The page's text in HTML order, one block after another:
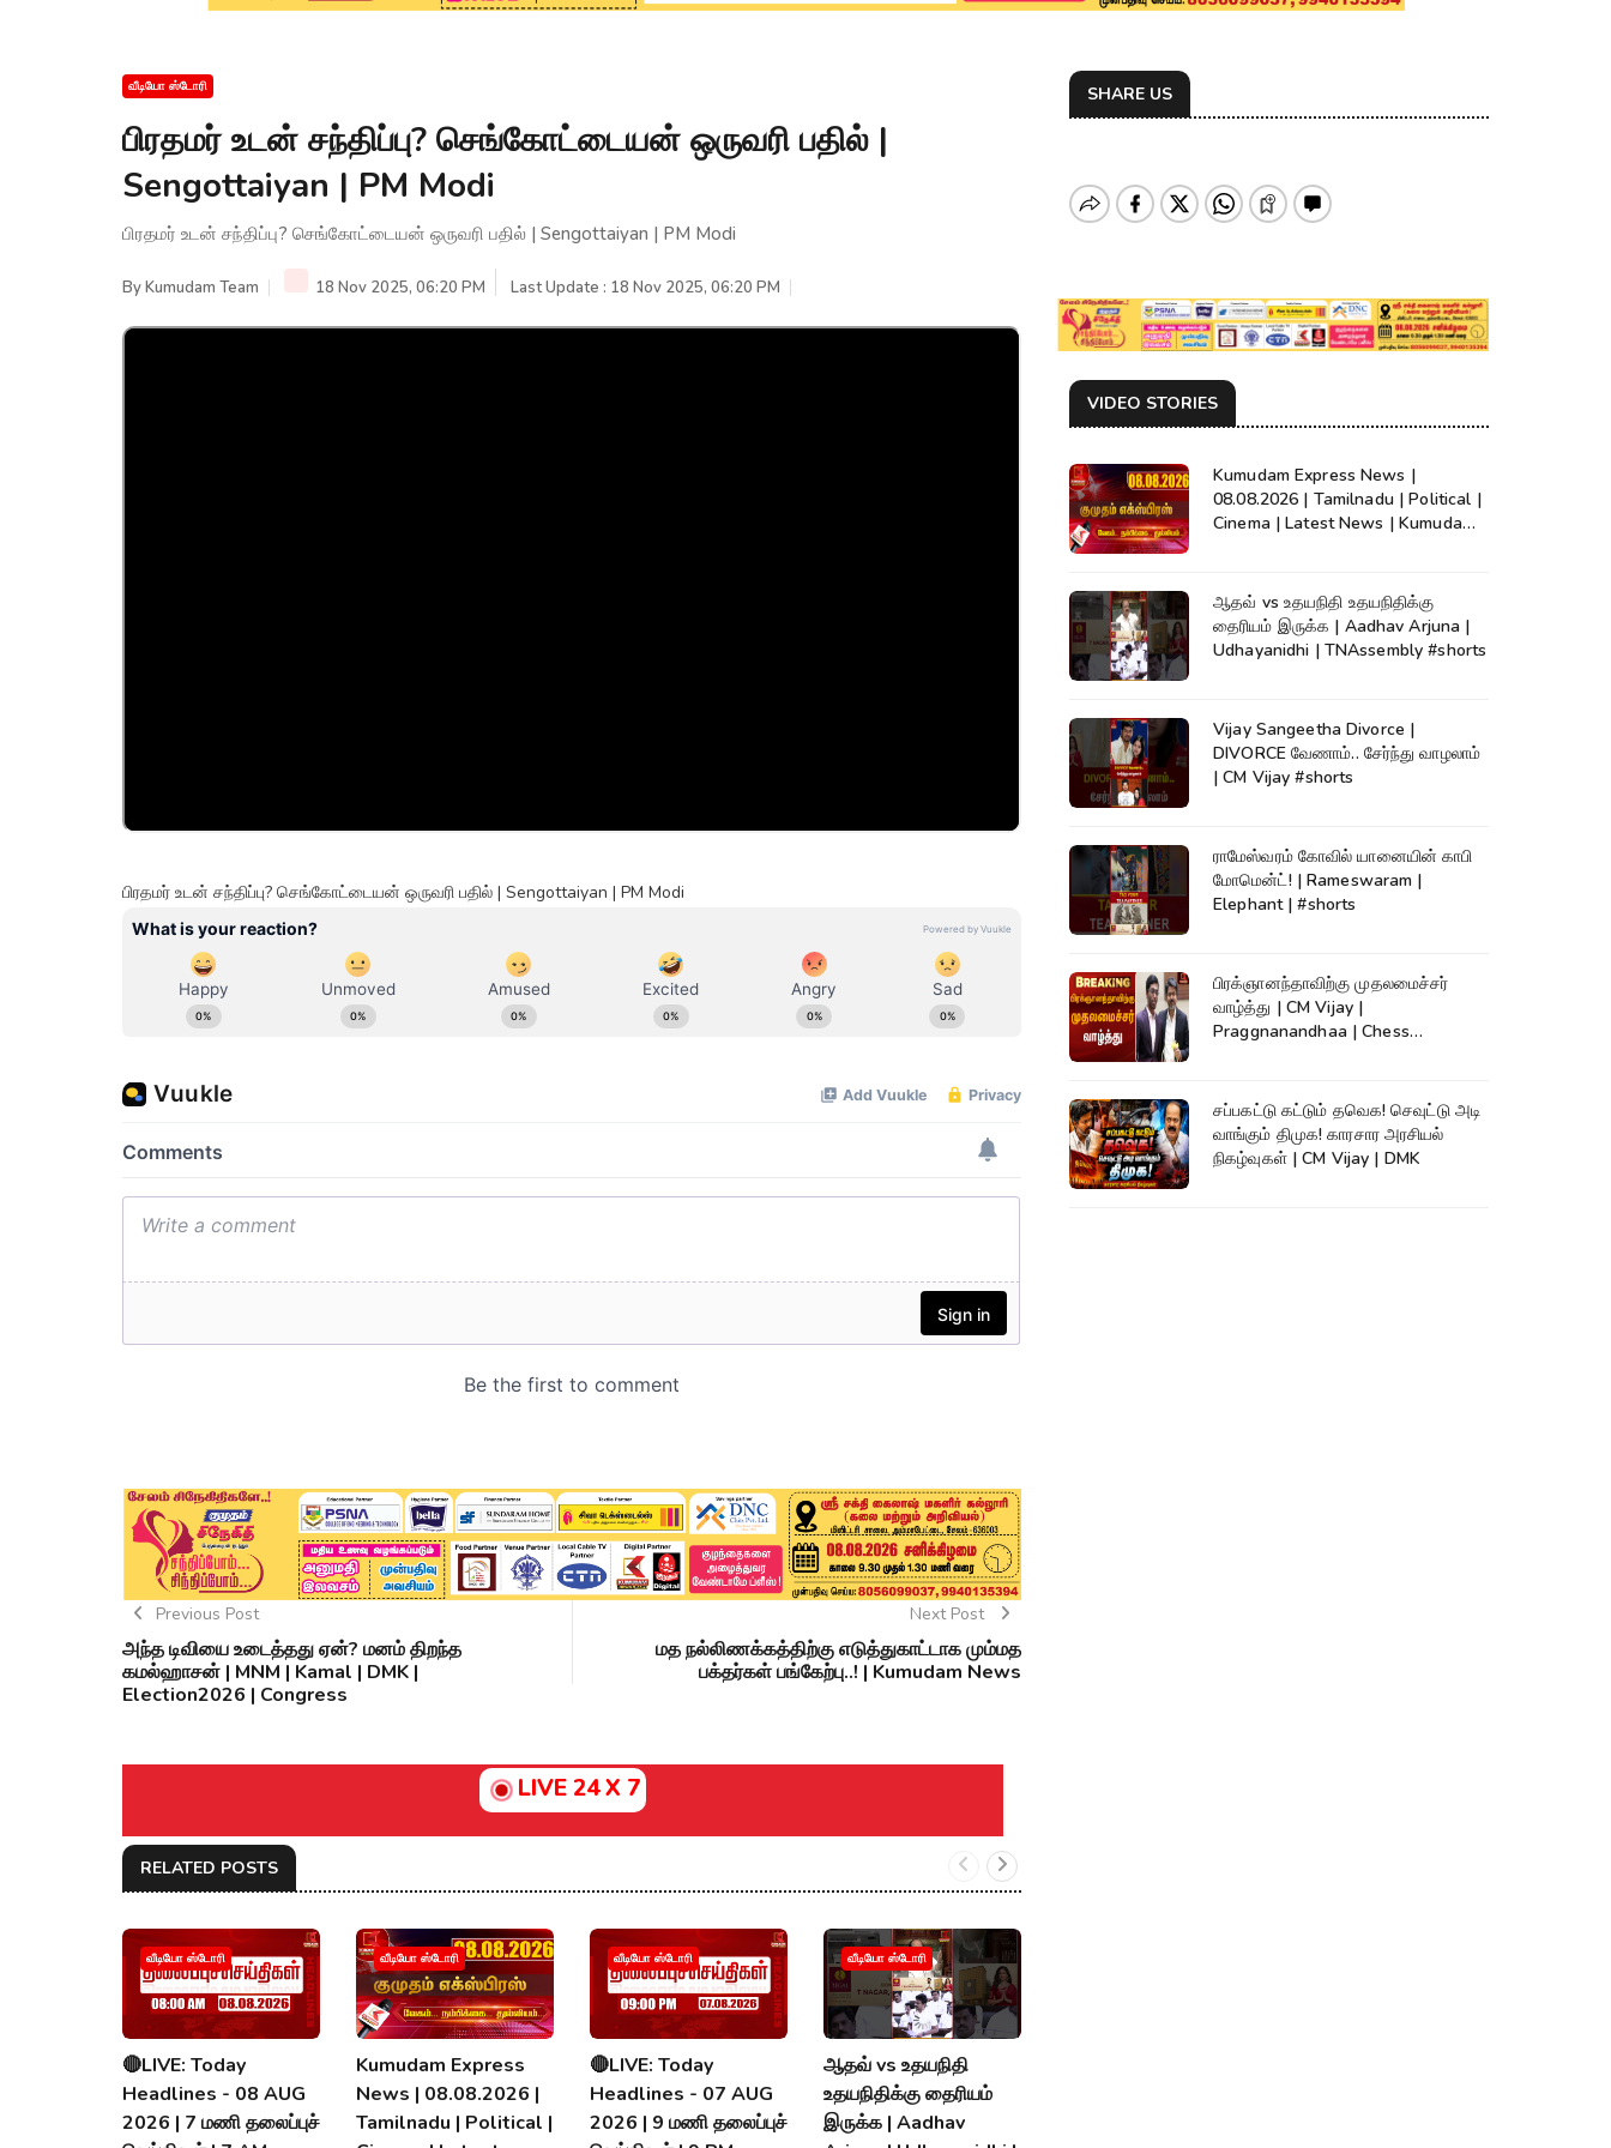
வீடியோ ஸ்டோரி
பிரதமர் உடன் சந்திப்பு? செங்கோட்டையன் ஒருவரி பதில் |
Sengottaiyan | PM Modi
பிரதமர் உடன் சந்திப்பு? செங்கோட்டையன் ஒருவரி பதில் | Sengottaiyan | PM Modi
ByKumudam Team 18 Nov 2025, 06:20 PM Last Update : 18 Nov 2025, 06:20 PM
பிரதமர் உடன் சந்திப்பு? செங்கோட்டையன் ஒருவரி பதில் | Sengottaiyan | PM Modi
Previous Post
அந்த டிவியை உடைத்தது ஏன்? மனம் திறந்த
கமல்ஹாசன் | MNM | Kamal | DMK |
Election2026 | Congress
Next Post
மத நல்லிணக்கத்திற்கு எடுத்துகாட்டாக மும்மத
பக்தர்கள் பங்கேற்பு..! | Kumudam News
LIVE 24 X 7
RELATED POSTS
வீடியோ ஸ்டோரி
🔴LIVE: Today
Headlines - 08 AUG
2026 | 7 மணி தலைப்புச்
வீடியோ ஸ்டோரி
Kumudam Express
News | 08.08.2026 |
Tamilnadu | Political |
வீடியோ ஸ்டோரி
🔴LIVE: Today
Headlines - 07 AUG
2026 | 9 மணி தலைப்புச்
வீடியோ ஸ்டோரி
ஆதவ் vs உதயநிதி
உதயநிதிக்கு தைரியம்
இருக்க | Aadhav
SHARE US
VIDEO STORIES
Kumudam Express News |
08.08.2026 | Tamilnadu | Political |
Cinema | Latest News | Kumudam
ஆதவ் vs உதயநிதி உதயநிதிக்கு
தைரியம் இருக்க | Aadhav Arjuna |
Udhayanidhi | TNAssembly #shorts
Vijay Sangeetha Divorce |
DIVORCE வேணாம்.. சேர்ந்து வாழலாம்
| CM Vijay #shorts
ராமேஸ்வரம் கோவில் யானையின் காபி
மோமென்ட்! | Rameswaram |
Elephant | #shorts
பிரக்ஞானந்தாவிற்கு முதலமைச்சர்
வாழ்த்து | CM Vijay |
Praggnanandhaa | Chess
சப்பகட்டு கட்டும் தவெக! செவுட்டு அடி
வாங்கும் திமுக! காரசார அரசியல்
நிகழ்வுகள் | CM Vijay | DMK